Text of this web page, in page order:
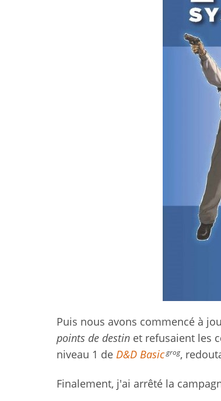
Puis nous avons commencé à
points de destin et refusaient les
niveau 1 de D&D Basicgrog,
Finalement, j'ai arrêté la